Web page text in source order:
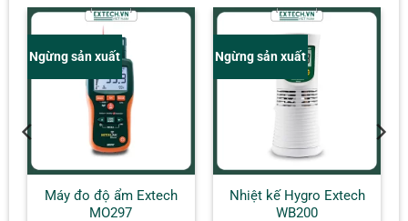
Ngừng sản xuất
Máy đo độ ẩm Extech
MO297
Ngừng sản xuất
Nhiệt kế Hygro Extech
WB200